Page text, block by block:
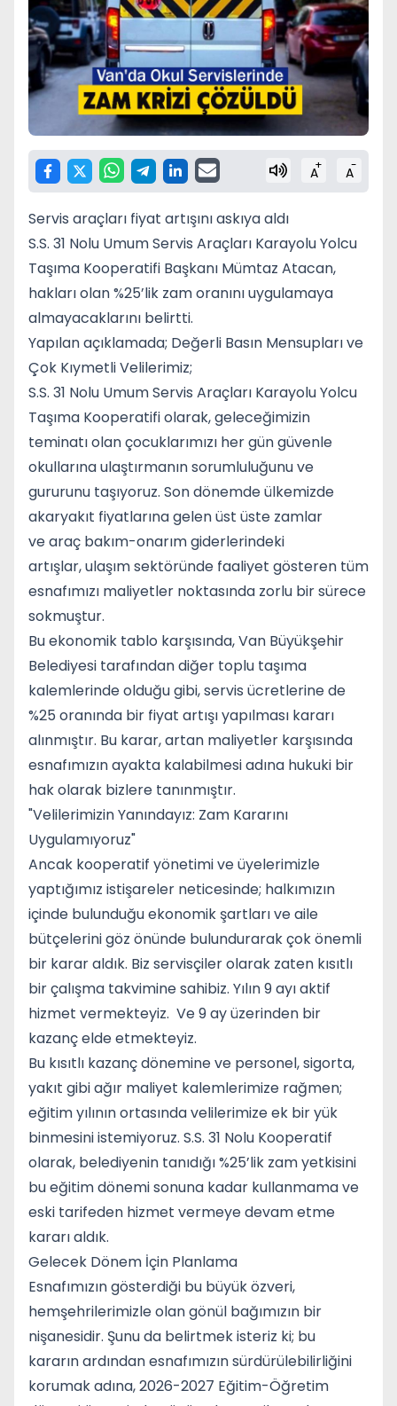
A+ A-
Servis araçları fiyat artışını askıya aldı
S.S. 31 Nolu Umum Servis Araçları Karayolu Yolcu
Taşıma Kooperatifi Başkanı Mümtaz Atacan,
hakları olan %25’lik zam oranını uygulamaya
almayacaklarını belirtti.
Yapılan açıklamada; Değerli Basın Mensupları ve
Çok Kıymetli Velilerimiz;
S.S. 31 Nolu Umum Servis Araçları Karayolu Yolcu
Taşıma Kooperatifi olarak, geleceğimizin
teminatı olan çocuklarımızı her gün güvenle
okullarına ulaştırmanın sorumluluğunu ve
gururunu taşıyoruz. Son dönemde ülkemizde
akaryakıt fiyatlarına gelen üst üste zamlar
ve araç bakım-onarım giderlerindeki
artışlar, ulaşım sektöründe faaliyet gösteren tüm
esnafımızı maliyetler noktasında zorlu bir sürece
sokmuştur.
Bu ekonomik tablo karşısında, Van Büyükşehir
Belediyesi tarafından diğer toplu taşıma
kalemlerinde olduğu gibi, servis ücretlerine de
%25 oranında bir fiyat artışı yapılması kararı
alınmıştır. Bu karar, artan maliyetler karşısında
esnafımızın ayakta kalabilmesi adına hukuki bir
hak olarak bizlere tanınmıştır.
"Velilerimizin Yanındayız: Zam Kararını
Uygulamıyoruz"
Ancak kooperatif yönetimi ve üyelerimizle
yaptığımız istişareler neticesinde; halkımızın
içinde bulunduğu ekonomik şartları ve aile
bütçelerini göz önünde bulundurarak çok önemli
bir karar aldık. Biz servisçiler olarak zaten kısıtlı
bir çalışma takvimine sahibiz. Yılın 9 ayı aktif
hizmet vermekteyiz. Ve 9 ay üzerinden bir
kazanç elde etmekteyiz.
Bu kısıtlı kazanç dönemine ve personel, sigorta,
yakıt gibi ağır maliyet kalemlerimize rağmen;
eğitim yılının ortasında velilerimize ek bir yük
binmesini istemiyoruz. S.S. 31 Nolu Kooperatif
olarak, belediyenin tanıdığı %25’lik zam yetkisini
bu eğitim dönemi sonuna kadar kullanmama ve
eski tarifeden hizmet vermeye devam etme
kararı aldık.
Gelecek Dönem İçin Planlama
Esnafımızın gösterdiği bu büyük özveri,
hemşehrilerimizle olan gönül bağımızın bir
nişanesidir. Şunu da belirtmek isteriz ki; bu
kararın ardından esnafımızın sürdürülebilirliğini
korumak adına, 2026-2027 Eğitim-Öğretim